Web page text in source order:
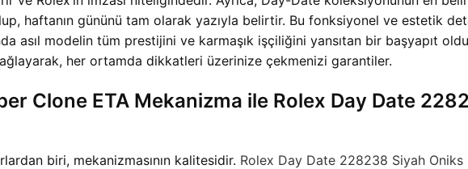
haftanın gününü tam olarak yazıyla belirtir. Bu fonksiyonel ve estetik
asıl modelin tüm prestijini ve karmaşık işçiliğini yansıtan bir başyapıt
her ortamda dikkatleri üzerinize çekmenizi garantiler.
Clone ETA Mekanizma ile Rolex Day Date
biri, mekanizmasının kalitesidir. Rolex Day Date 228238 Siyah Oniks